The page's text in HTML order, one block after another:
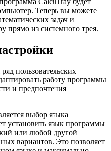
CalcuTray будет
Теперь вы можете
задач и
прямо из системного трея.
пользовательских
работу программы
и предпочтения
выбор языка
установить язык программы
или любой другой
вариантов. Это позволяет